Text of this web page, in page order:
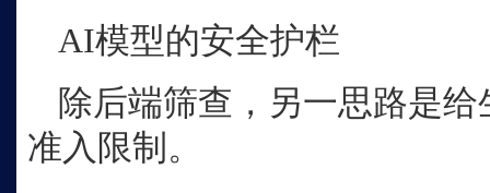
AI模型的安全护栏
除后端筛查，另一思路是给
准入限制。